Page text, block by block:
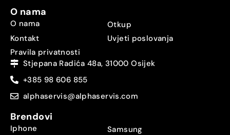
O nama
O nama
Otkup
Kontakt
Uvjeti poslovanja
Pravila privatnosti
Stjepana Radića 48a, 31000 Osijek
+385 98 606 855
alphaservis@alphaservis.com
Brendovi
Iphone
Samsung